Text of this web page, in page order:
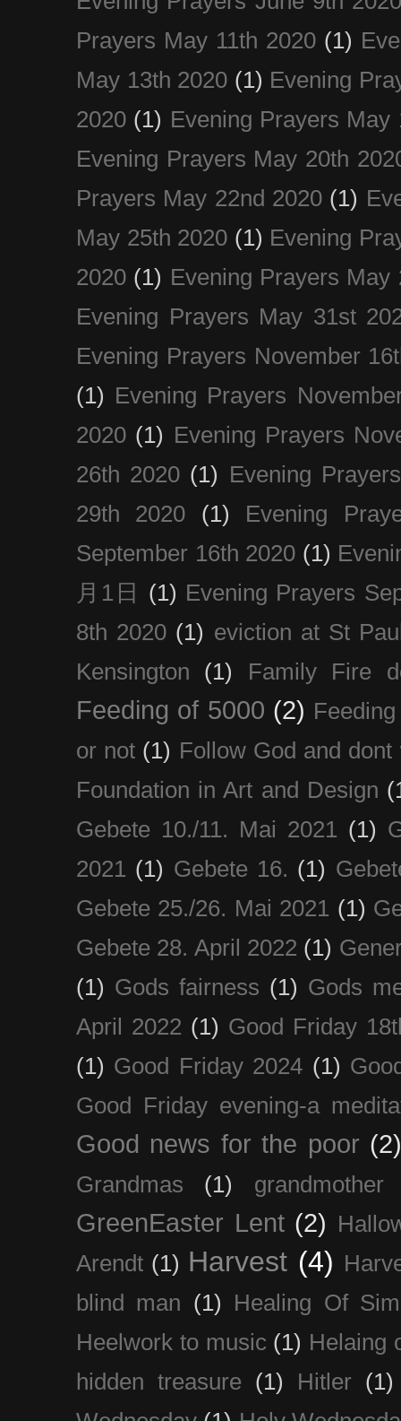
Prayers May 11th 2020 (1)
May 13th 2020 (1) Evening
2020 (1) Evening Prayers May
Evening Prayers May 20th
Prayers May 22nd 2020 (1)
May 25th 2020 (1) Evening
2020 (1) Evening Prayers May
Evening Prayers May 31st
Evening Prayers November
(1) Evening Prayers
2020 (1) Evening Prayers
26th 2020 (1) Evening
29th 2020
(1)
Evening
September 16th 2020 (1)
月1日
(1) Evening Prayers
8th 2020 (1) eviction at St
Kensington
(1) Family Fire
Feeding of 5000 (2)
or not (1) Follow God and dont
Foundation in Art and Design
Gebete 10./11. Mai 2021
(1)
2021 (1) Gebete 16. (1)
Gebete 25./26. Mai 2021 (1)
Gebete 28. April 2022 (1)
(1) Gods fairness (1) Gods
April 2022 (1) Good Friday
(1) Good Friday 2024 (1)
Good Friday evening-a
Good news for the poor
Grandmas (1) grandmother
GreenEaster Lent (2)
Arendt (1) Harvest (4)
blind man (1)
Healing Of
Heelwork to music (1) Helaing
hidden treasure
(1) Hitler
(1)